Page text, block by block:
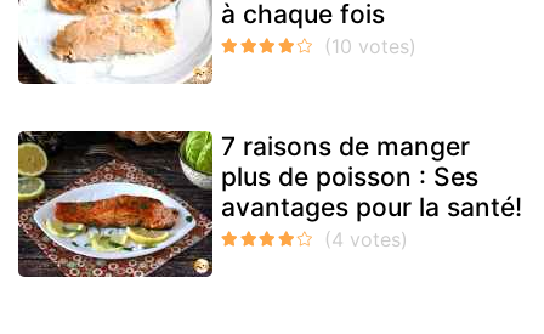
à chaque fois
7 raisons de manger
plus de poisson : Ses
avantages pour la santé!